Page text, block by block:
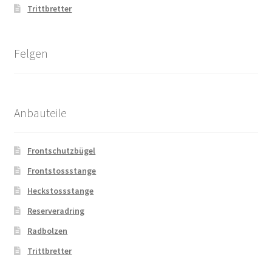
Trittbretter
Felgen
Anbauteile
Frontschutzbügel
Frontstossstange
Heckstossstange
Reserveradring
Radbolzen
Trittbretter